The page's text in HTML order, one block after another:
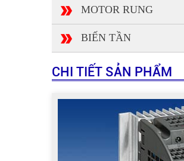
MOTOR RUNG
BIẾN TẦN
CHI TIẾT SẢN PHẨM